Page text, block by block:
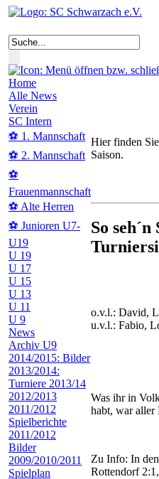
Home
Alle News
Verein
SC Intern
⚽ 1. Mannschaft
⚽ 2. Mannschaft
⚽
Frauenmannschaft
⚽ Alte Herren
⚽ Junioren U7-
U19
U 19
U 17
U 15
U 13
U 11
U 9
News
Archiv U9
2014/2015: Bilder
2013/2014:
Turniere 2013/14
2012/2013
2011/2012
Spielberichte
2011/2012
Bilder
2009/2010/2011
Spielplan
Hier finden
Saison.
So
o.v.l.: David,
u.v.l.: Fabio,
Was ihr in
habt, war aller
Zu Info: In
Rottendorf